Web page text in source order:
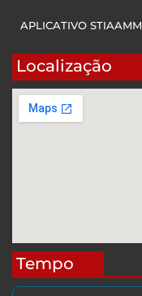
APLICATIVO STIAAMM
Localização
Tempo